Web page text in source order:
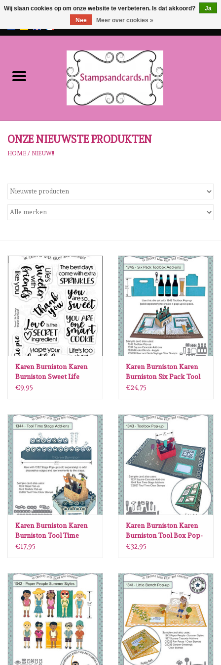
EUR/GBP
NIEUW!!
Onze Merken
Stempels
Stempelinkt
Stempelaccesoires
Papier (blokjes) &
Embellishments
Embellishment/bedeltjes
Mixed Media
Diversen
Embossingpoeders
Inkleurbenodigdheden
Lint
Gereedschap
Stansmachine en toebehoren
schudmateriaal
ONZE NIEUWSTE PRODUKTEN
HOME / NIEUW!!
Karen Burniston Karen
Burniston Sweet Life
Sayings Clearstamps
€9,95
Karen Burniston Karen
Burniston Six Pack Tool
box Add-ons 1345
€24,75
Karen Burniston Karen
Burniston Tool Time
Stage Add-ons 1344
€17,95
Karen Burniston Karen
Burniston Tool Box Pop-
up 1343
€32,95
Wij slaan cookies op om onze website te verbeteren. Is dat akkoord?
Ja
Nee
Meer over cookies »